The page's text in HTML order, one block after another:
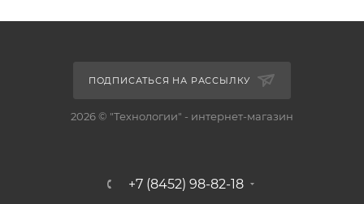
ПОДПИСАТЬСЯ НА РАССЫЛКУ
2026 © "Технологии" - интернет-магазин
+7 (8452) 98-82-18